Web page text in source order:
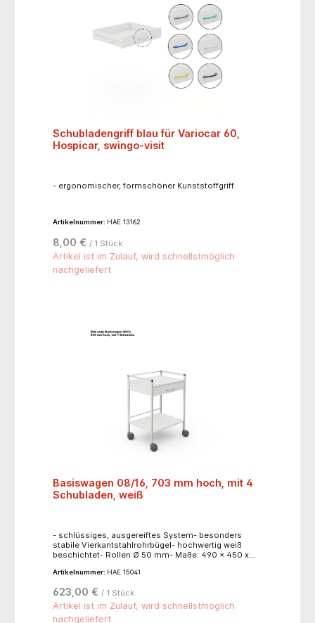
Schubladengriff blau für Variocar 60,
Hospicar, swingo-visit
- ergonomischer, formschöner Kunststoffgriff
Artikelnummer: HAE 13162
8,00 € / 1 Stück
Artikel ist im Zulauf, wird schnellstmöglich
nachgeliefert
Basiswagen 08/16, 703 mm hoch, mit 4
Schubladen, weiß
- schlüssiges, ausgereiftes System- besonders
stabile Vierkantstahlrohrbügel- hochwertig weiß
beschichtet- Rollen Ø 50 mm- Maße: 490 x 450 x
Gesamt: bis ca. 50 kg- Traglast Schublade: bis ca. 5
Artikelnummer: HAE 15041
623,00 € / 1 Stück
Artikel ist im Zulauf, wird schnellstmöglich
nachgeliefert